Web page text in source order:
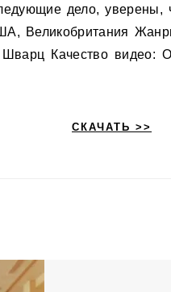
дело, уверены,
Великобритания
Качество видео:
СКАЧАТЬ >>